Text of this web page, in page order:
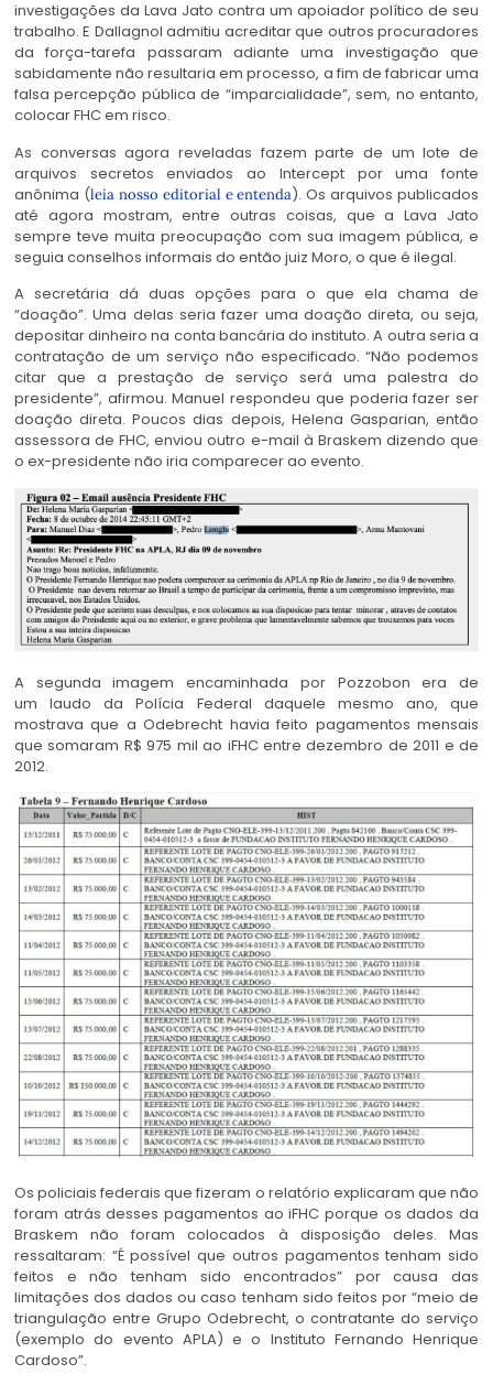
investigações da Lava Jato contra um apoiador político de seu
trabalho. E Dallagnol admitiu acreditar que outros procuradores
da força-tarefa passaram adiante uma investigação que
sabidamente não resultaria em processo, a fim de fabricar uma
falsa percepção pública de “imparcialidade”, sem, no entanto,
colocar FHC em risco.
As conversas agora reveladas fazem parte de um lote de
arquivos secretos enviados ao Intercept por uma fonte
anônima (leia nosso editorial e entenda). Os arquivos publicados
até agora mostram, entre outras coisas, que a Lava Jato
sempre teve muita preocupação com sua imagem pública, e
seguia conselhos informais do então juiz Moro, o que é ilegal.
A secretária dá duas opções para o que ela chama de
“doação”. Uma delas seria fazer uma doação direta, ou seja,
depositar dinheiro na conta bancária do instituto. A outra seria a
contratação de um serviço não especificado. “Não podemos
citar que a prestação de serviço será uma palestra do
presidente”, afirmou. Manuel respondeu que poderia fazer ser
doação direta. Poucos dias depois, Helena Gasparian, então
assessora de FHC, enviou outro e-mail à Braskem dizendo que
o ex-presidente não iria comparecer ao evento.
A segunda imagem encaminhada por Pozzobon era de
um laudo da Polícia Federal daquele mesmo ano, que
mostrava que a Odebrecht havia feito pagamentos mensais
que somaram R$ 975 mil ao iFHC entre dezembro de 2011 e de
2012.
Os policiais federais que fizeram o relatório explicaram que não
foram atrás desses pagamentos ao iFHC porque os dados da
Braskem não foram colocados à disposição deles. Mas
ressaltaram: “É possível que outros pagamentos tenham sido
feitos e não tenham sido encontrados” por causa das
limitações dos dados ou caso tenham sido feitos por “meio de
triangulação entre Grupo Odebrecht, o contratante do serviço
(exemplo do evento APLA) e o Instituto Fernando Henrique
Cardoso”.